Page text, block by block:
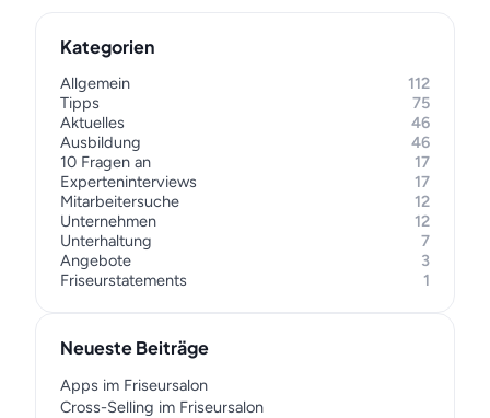
Kategorien
Allgemein
112
Tipps
75
Aktuelles
46
Ausbildung
46
10 Fragen an
17
Experteninterviews
17
Mitarbeitersuche
12
Unternehmen
12
Unterhaltung
7
Angebote
3
Friseurstatements
1
Neueste Beiträge
Apps im Friseursalon
Cross-Selling im Friseursalon